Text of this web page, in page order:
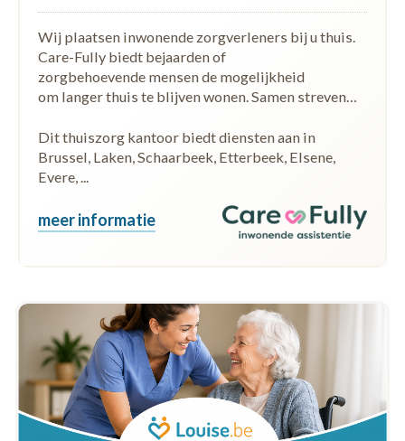
Wij plaatsen inwonende zorgverleners bij u thuis.
Care-Fully biedt bejaarden of
zorgbehoevende mensen de mogelijkheid
om langer thuis te blijven wonen. Samen streven…
Dit thuiszorg kantoor biedt diensten aan in
Brussel, Laken, Schaarbeek, Etterbeek, Elsene,
Evere, ...
meer informatie